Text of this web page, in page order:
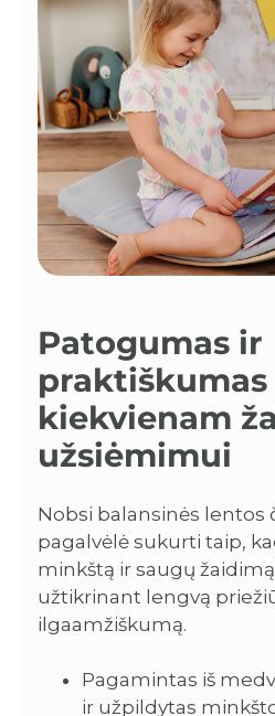
Patogumas ir
praktiškumas
kiekvienam
užsiėmimui
Nobsi balansinės lentos
pagalvėlė sukurti taip,
minkštą ir saugų
užtikrinant lengvą
ilgaamžiškumą.
Pagamintas iš
ir užpildytas